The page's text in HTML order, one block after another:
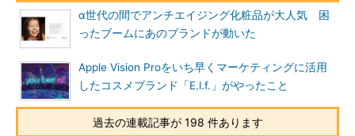
α世代の間でアンチエイジング化粧品が大人気 困
ったブームにあのブランドが動いた
Apple Vision Proをいち早くマーケティングに活用
したコスメブランド「E.l.f.」がやったこと
過去の連載記事が 198 件あります